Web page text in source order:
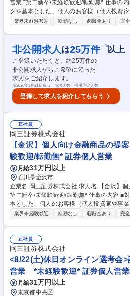
営業 *第二新卒/未経験歓迎/転勤無* 仕事の内容 ■対面でのコンサルティン
グを基本とした、個人のお客様（個人投資
タイルやライフプラン、多様なニーズにあ
債券、投資信託、保険などに多岐にわたり
さまへのアプローチに注力しており、資産
部署との連携による事業承継やM&A、不動
ンの提供にも力を入れています。自由な商
客さまのニーズに寄り添った提案ができる
を感じて頂けるポイントの1つです。 募集職種 【岐阜・恵那】個人向け金
融商品の提案営業 *第二新卒/未経験歓迎/転勤
業界未経験歓迎 転勤なし 退職金あり 完
非公開求人 は25万件 ※以上
ご登録いただくと、約25万件の
非公開求人からご希望に沿った
求人をご紹介します。
※2026年3月31日時点 ※求人数＝採用予定人数
登録して求人を紹介してもらう
正社員
岡三証券株式会社
【金沢】個人向け金融商品の提
験歓迎/転勤無* 証券個人営業
月給31万円以上
石川県金沢市
企業名 岡三証券株式会社 求人名 【金沢】個人向け金融商品の提案営業 *
第二新卒/未経験歓迎/転勤無* 仕事の内容 ■対面でのコンサルティングを基
本とした、個人のお客様（個人投資家や事
やライフプラン、多様なニーズにあわせた
投資信託、保険などに多岐にわたります。
のアプローチに注力しており、資産形成の
の連携による事業承継やM&A、不動産管理
供にも力を入れています。自由な商品組成
のニーズに寄り添った提案ができることも
て頂けるポイントの1つです。 募集職種 【金沢】個人向け金融商品の提案
営業 *第二新卒/未経験歓迎/転勤無*
業界未経験歓迎 転勤なし 退職金あり 完
正社員
岡三証券株式会社
<8/22(土)休日オンライン選考会
営業 *未経験歓迎* 証券個人営業
月給31万円以上
東京都中央区